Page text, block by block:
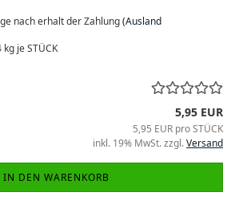
nach erhalt der Zahlung(Ausland
kg je STÜCK
5,95 EUR
5,95 EUR pro STÜCK
inkl. 19% MwSt. zzgl.Versand
IN DEN WARENKORB